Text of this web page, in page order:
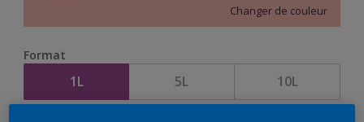
Changer de couleur
Format
1L 5L 10L